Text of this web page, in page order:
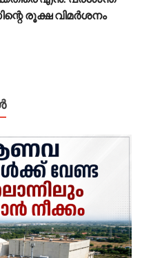
രൂക്ഷ വിമർശനം